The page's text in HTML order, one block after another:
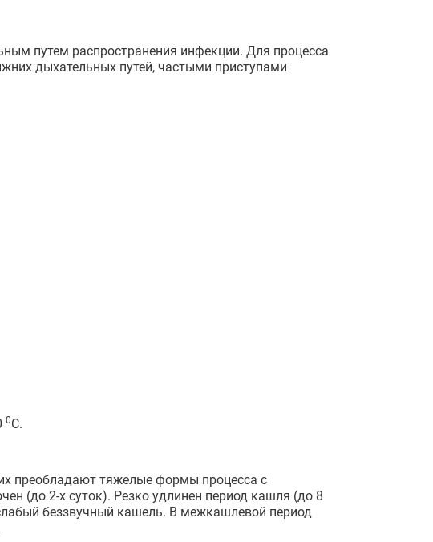
путем распространения инфекции. Для процесса
дыхательных путей, частыми приступами
0С.
преобладают тяжелые формы процесса с
(до 2-х суток). Резко удлинен период кашля (до 8
беззвучный кашель. В межкашлевой период